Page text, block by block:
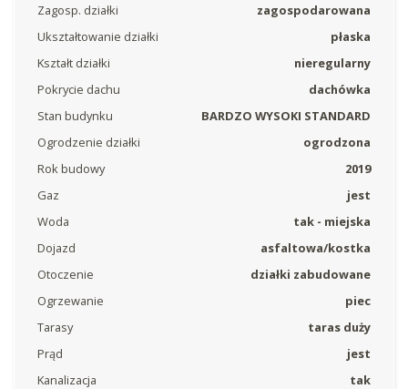
Zagosp. działki
zagospodarowana
Ukształtowanie działki
płaska
Kształt działki
nieregularny
Pokrycie dachu
dachówka
Stan budynku
BARDZO WYSOKI STANDARD
Ogrodzenie działki
ogrodzona
Rok budowy
2019
Gaz
jest
Woda
tak - miejska
Dojazd
asfaltowa/kostka
Otoczenie
działki zabudowane
Ogrzewanie
piec
Tarasy
taras duży
Prąd
jest
Kanalizacja
tak